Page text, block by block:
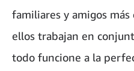
familiares y amigos más
ellos trabajan en
todo funcione a la